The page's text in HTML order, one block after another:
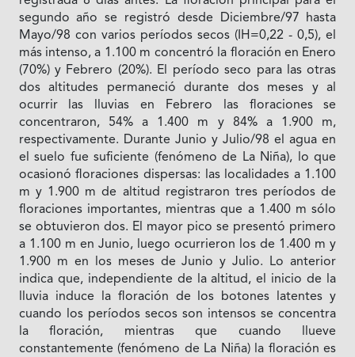
segundo año se registró desde Diciembre/97 hasta
Mayo/98 con varios períodos secos (IH=0,22 - 0,5), el
más intenso, a 1.100 m concentró la floración en Enero
(70%) y Febrero (20%). El período seco para las otras
dos altitudes permaneció durante dos meses y al
ocurrir las lluvias en Febrero las floraciones se
concentraron, 54% a 1.400 m y 84% a 1.900 m,
respectivamente. Durante Junio y Julio/98 el agua en
el suelo fue suficiente (fenómeno de La Niña), lo que
ocasionó floraciones dispersas: las localidades a 1.100
m y 1.900 m de altitud registraron tres períodos de
floraciones importantes, mientras que a 1.400 m sólo
se obtuvieron dos. El mayor pico se presentó primero
a 1.100 m en Junio, luego ocurrieron los de 1.400 m y
1.900 m en los meses de Junio y Julio. Lo anterior
indica que, independiente de la altitud, el inicio de la
lluvia induce la floración de los botones latentes y
cuando los períodos secos son intensos se concentra
la floración, mientras que cuando llueve
constantemente (fenómeno de La Niña) la floración es